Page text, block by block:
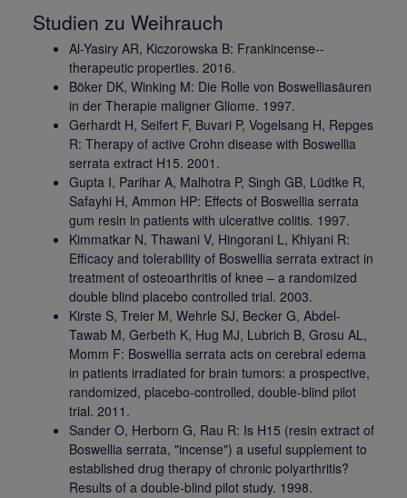
Studien zu Weihrauch
Al-Yasiry AR, Kiczorowska B: Frankincense--
therapeutic properties. 2016.
Böker DK, Winking M: Die Rolle von Boswelliasäuren
in der Therapie maligner Gliome. 1997.
Gerhardt H, Seifert F, Buvari P, Vogelsang H, Repges
R: Therapy of active Crohn disease with Boswellia
serrata extract H15. 2001.
Gupta I, Parihar A, Malhotra P, Singh GB, Lüdtke R,
Safayhi H, Ammon HP: Effects of Boswellia serrata
gum resin in patients with ulcerative colitis. 1997.
Kimmatkar N, Thawani V, Hingorani L, Khiyani R:
Efficacy and tolerability of Boswellia serrata extract in
treatment of osteoarthritis of knee – a randomized
double blind placebo controlled trial. 2003.
Kirste S, Treier M, Wehrle SJ, Becker G, Abdel-
Tawab M, Gerbeth K, Hug MJ, Lubrich B, Grosu AL,
Momm F: Boswellia serrata acts on cerebral edema
in patients irradiated for brain tumors: a prospective,
randomized, placebo-controlled, double-blind pilot
trial. 2011.
Sander O, Herborn G, Rau R: Is H15 (resin extract of
Boswellia serrata, "incense") a useful supplement to
established drug therapy of chronic polyarthritis?
Results of a double-blind pilot study. 1998.